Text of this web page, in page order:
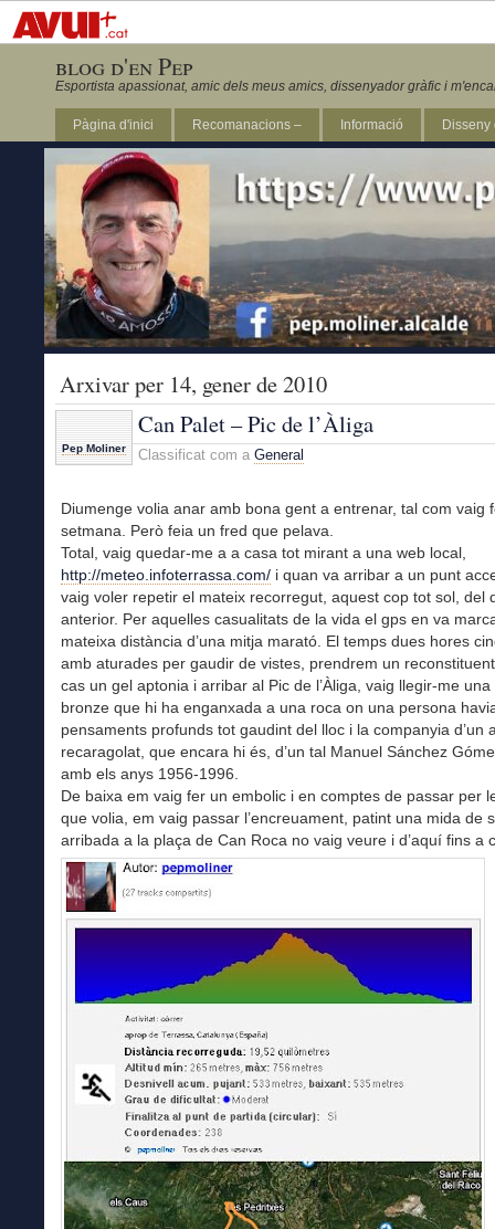
blog d'en Pep
Esportista apassionat, amic dels meus amics, dissenyador gràfic i
Pàgina d'inici Recomanacions – Informació
Revista Marathon 295
Arxivar per 14, gener de 2010
Pep Moliner
Can Palet – Pic de l’Àliga
Classificat com a General
Diumenge volia anar amb bona gent a entrenar, tal com vaig
setmana. Però feia un fred que pelava.
Total, vaig quedar-me a a casa tot mirant a una web local,
http://meteo.infoterrassa.com/ i quan va arribar a un punt
vaig voler repetir el mateix recorregut, aquest cop tot sol, del
anterior. Per aquelles casualitats de la vida el gps en va
mateixa distància d’una mitja marató. El temps dues hores
amb aturades per gaudir de vistes, prendrem un
cas un gel aptonia i arribar al Pic de l’Àliga, vaig llegir-me
bronze que hi ha enganxada a una roca on una persona
pensaments profunds tot gaudint del lloc i la companyia d’un
recaragolat, que encara hi és, d’un tal Manuel Sánchez
amb els anys 1956-1996.
De baixa em vaig fer un embolic i en comptes de passar per
que volia, em vaig passar l’encreuament, patint una mida de
arribada a la plaça de Can Roca no vaig veure i d’aquí fins a